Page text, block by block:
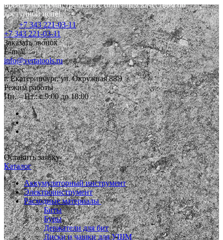
Бренд электроинструмента с отличным качеством по
доступной цене!
+7 343 221-03-11
+7 343 221-03-11
Заказать звонок
E-mail
info@vertatools.ru
Адрес
г. Екатеринбург, ул. Окружная 88Э
Режим работы
Пн. – Пт.: с 9:00 до 18:00
Оставить заявку
Каталог
Аккумуляторный инструмент
Электроинструмент
Расходные материалы
Биты
Буры
Держатели для бит
Диски и чашки для УШМ